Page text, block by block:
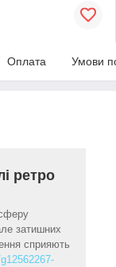
Оплата Умови
ретро
затишних
сприяють